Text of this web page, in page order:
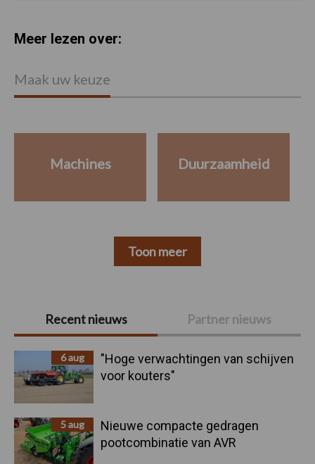
Primaire
Sidebar
Recent nieuws Partner nieuws
6 aug
"Hoge verwachtingen van schijven
voor kouters"
5 aug
Nieuwe compacte gedragen
pootcombinatie van AVR
Meer lezen over:
Maak uw keuze
Machines Duurzaamheid
Toon meer